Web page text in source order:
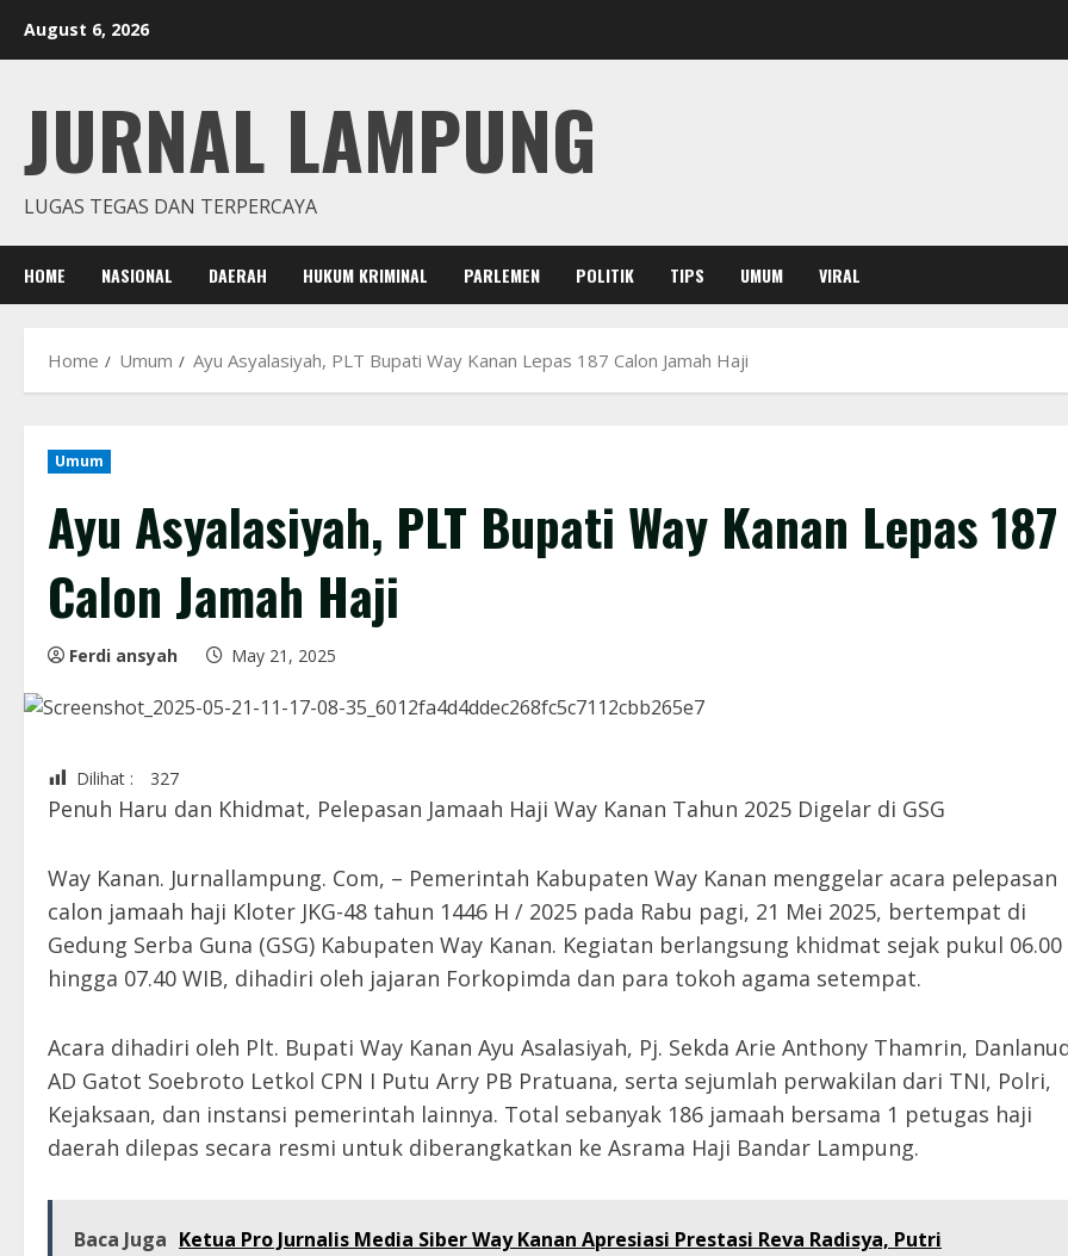
August 6, 2026
JURNAL LAMPUNG
LUGAS TEGAS DAN TERPERCAYA
HOME NASIONAL DAERAH HUKUM KRIMINAL PARLEMEN POLITIK TIPS UMUM VIRAL
Home Umum Ayu Asyalasiyah, PLT Bupati Way Kanan Lepas 187 Calon Jamah Haji
Umum
Ayu Asyalasiyah, PLT Bupati Way Kanan Lepas 187
Calon Jamah Haji
Ferdi ansyah May 21, 2025
Dilihat : 327
Penuh Haru dan Khidmat, Pelepasan Jamaah Haji Way Kanan Tahun 2025 Digelar di GSG
Way Kanan. Jurnallampung. Com, – Pemerintah Kabupaten Way Kanan menggelar acara pelepasan
calon jamaah haji Kloter JKG-48 tahun 1446 H / 2025 pada Rabu pagi, 21 Mei 2025, bertempat di
Gedung Serba Guna (GSG) Kabupaten Way Kanan. Kegiatan berlangsung khidmat sejak pukul 06.00
hingga 07.40 WIB, dihadiri oleh jajaran Forkopimda dan para tokoh agama setempat.
Acara dihadiri oleh Plt. Bupati Way Kanan Ayu Asalasiyah, Pj. Sekda Arie Anthony Thamrin,
AD Gatot Soebroto Letkol CPN I Putu Arry PB Pratuana, serta sejumlah perwakilan dari TNI, Polri,
Kejaksaan, dan instansi pemerintah lainnya. Total sebanyak 186 jamaah bersama 1 petugas haji
daerah dilepas secara resmi untuk diberangkatkan ke Asrama Haji Bandar Lampung.
Baca Juga Ketua Pro Jurnalis Media Siber Way Kanan Apresiasi Prestasi Reva Radisya, Putri